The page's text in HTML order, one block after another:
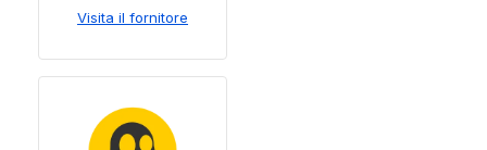
Visita il fornitore